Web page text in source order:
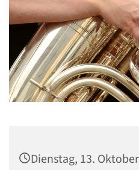
Dienstag, 13.